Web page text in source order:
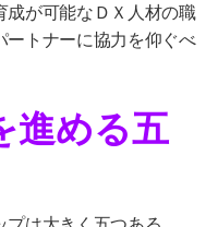
が可能なＤＸ人材の職
トナーに協力を仰ぐべ
進める五
は大きく五つある。